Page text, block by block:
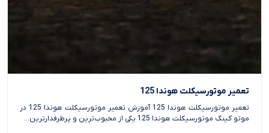
تعمیر موتورسیکلت هوندا 125
تعمیر موتورسیکلت هوندا 125 آموزش تعمیر موتورسیکلت هوندا 125 در
موتو کینگ موتورسیکلت هوندا 125 یکی از محبوب‌ترین و پرطرفدارترین...